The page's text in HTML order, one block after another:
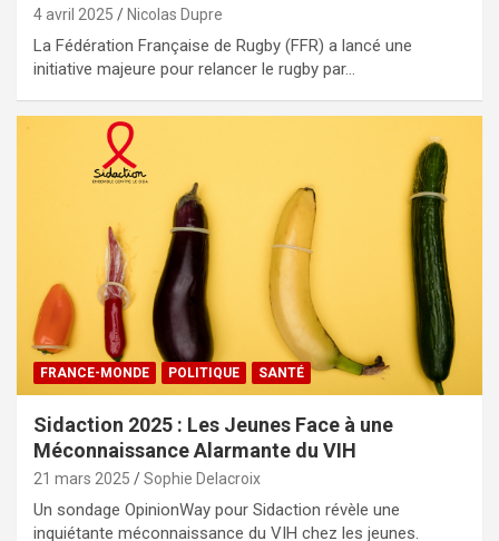
4 avril 2025 Nicolas Dupre
La Fédération Française de Rugby (FFR) a lancé une
initiative majeure pour relancer le rugby par…
FRANCE-MONDE POLITIQUE SANTÉ
Sidaction 2025 : Les Jeunes Face à une
Méconnaissance Alarmante du VIH
21 mars 2025 Sophie Delacroix
Un sondage OpinionWay pour Sidaction révèle une
inquiétante méconnaissance du VIH chez les jeunes.